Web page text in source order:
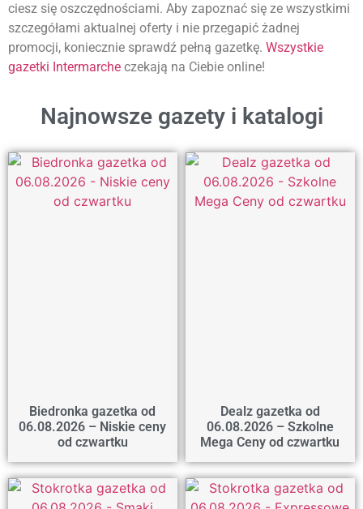
ciesz się oszczędnościami. Aby zapoznać się ze wszystkimi
szczegółami aktualnej oferty i nie przegapić żadnej
promocji, koniecznie sprawdź pełną gazetkę. Wszystkie
gazetki Intermarche czekają na Ciebie online!
Najnowsze gazety i katalogi
Biedronka gazetka od
06.08.2026 – Niskie ceny
od czwartku
Dealz gazetka od
06.08.2026 – Szkolne
Mega Ceny od czwartku